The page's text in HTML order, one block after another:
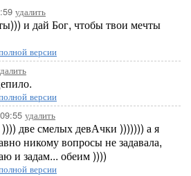
удалить
и дай Бог, чтобы твои мечты
версии
версии
удалить
)))) две смелых девАчки ))))))) а я
никому вопросы не задавала,
и задам... обеим ))))
версии